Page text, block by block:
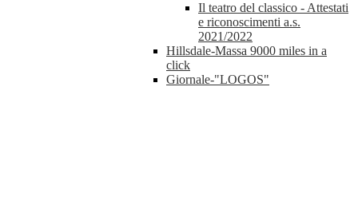
Il teatro del classico - Attestati
e riconoscimenti a.s.
2021/2022
Hillsdale-Massa 9000 miles in a
click
Giornale-"LOGOS"